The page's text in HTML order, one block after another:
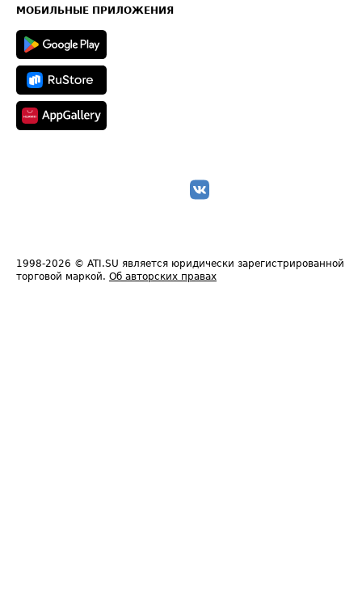
Техническая информация
МОБИЛЬНЫЕ ПРИЛОЖЕНИЯ
1998-2026 © ATI.SU является юридически зарегистрированной
торговой маркой. Об авторских правах